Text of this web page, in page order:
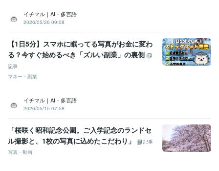
イチマル｜AI・多言語
2026/05/26 09:08
【1日5分】スマホに眠ってる写真がお金に変わ
る？今すぐ始めるべき「ズルい副業」の裏側
記事
マネー・副業
イチマル｜AI・多言語
2026/05/15 07:58
「桜咲く昭和記念公園。ご入学記念のランドセ
ル撮影と、1枚の写真に込めたこだわり」
記事
写真・動画